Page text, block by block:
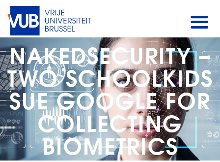
NAKEDSECURITY –
TWO SCHOOLKIDS
SUE GOOGLE FOR
COLLECTING
BIOMETRICS